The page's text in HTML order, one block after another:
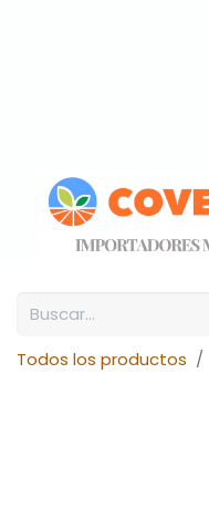
Todos los productos